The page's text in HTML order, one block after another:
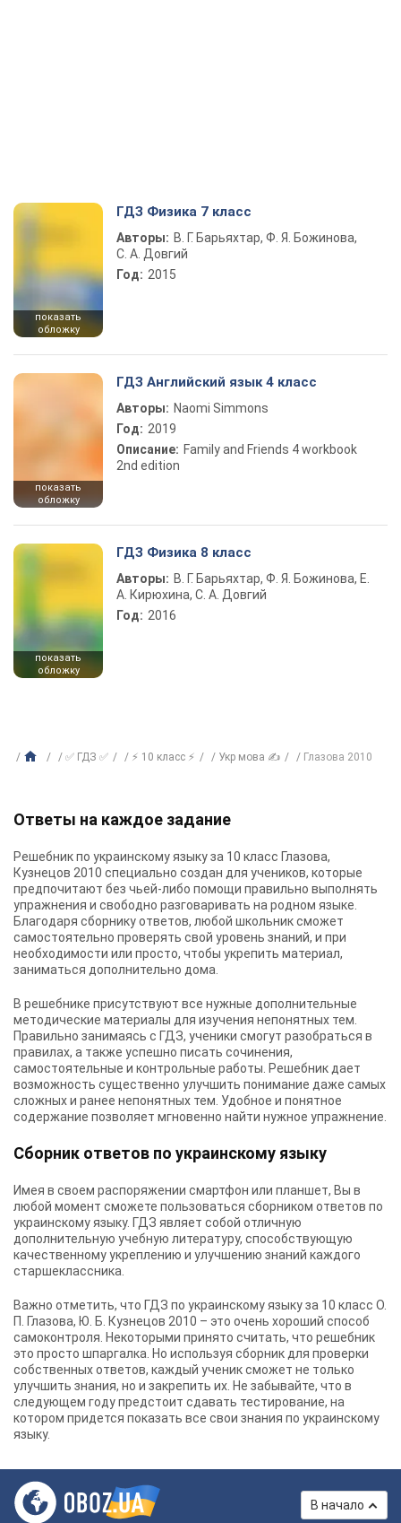
показать
обложку
ГДЗ Физика 7 класс
Авторы: В. Г. Барьяхтар, Ф. Я. Божинова,
С. А. Довгий
Год: 2015
показать
обложку
ГДЗ Английский язык 4 класс
Авторы: Naomi Simmons
Год: 2019
Описание: Family and Friends 4 workbook
2nd edition
показать
обложку
ГДЗ Физика 8 класс
Авторы: В. Г. Барьяхтар, Ф. Я. Божинова, Е.
А. Кирюхина, С. А. Довгий
Год: 2016
✅ ГДЗ ✅ ⚡ 10 класс ⚡ Укр мова ✍ Глазова 2010
Ответы на каждое задание
Решебник по украинскому языку за 10 класс Глазова,
Кузнецов 2010 специально создан для учеников, которые
предпочитают без чьей-либо помощи правильно выполнять
упражнения и свободно разговаривать на родном языке.
Благодаря сборнику ответов, любой школьник сможет
самостоятельно проверять свой уровень знаний, и при
необходимости или просто, чтобы укрепить материал,
заниматься дополнительно дома.
В решебнике присутствуют все нужные дополнительные
методические материалы для изучения непонятных тем.
Правильно занимаясь с ГДЗ, ученики смогут разобраться в
правилах, а также успешно писать сочинения,
самостоятельные и контрольные работы. Решебник дает
возможность существенно улучшить понимание даже самых
сложных и ранее непонятных тем. Удобное и понятное
содержание позволяет мгновенно найти нужное упражнение.
Сборник ответов по украинскому языку
Имея в своем распоряжении смартфон или планшет, Вы в
любой момент сможете пользоваться сборником ответов по
украинскому языку. ГДЗ являет собой отличную
дополнительную учебную литературу, способствующую
качественному укреплению и улучшению знаний каждого
старшеклассника.
Важно отметить, что ГДЗ по украинскому языку за 10 класс О.
П. Глазова, Ю. Б. Кузнецов 2010 – это очень хороший способ
самоконтроля. Некоторыми принято считать, что решебник
это просто шпаргалка. Но используя сборник для проверки
собственных ответов, каждый ученик сможет не только
улучшить знания, но и закрепить их. Не забывайте, что в
следующем году предстоит сдавать тестирование, на
котором придется показать все свои знания по украинскому
языку.
В начало